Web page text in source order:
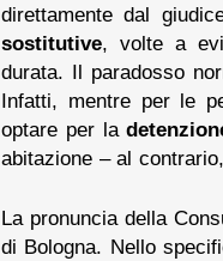
direttamente dal
sostitutive, volte a
durata. Il paradosso
Infatti, mentre per le
optare per la
abitazione – al
La pronuncia della
di Bologna. Nello